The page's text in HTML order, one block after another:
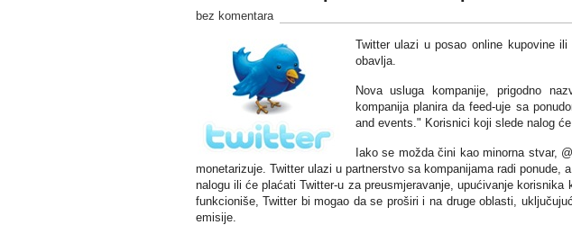
bez komentara
Twitter ulazi u posao online kupovine
obavlja.
Nova usluga kompanije, prigodno
kompanija planira da feed-uje sa
and events." Korisnici koji slede nalog
Iako se možda čini kao minorna stvar,
monetarizuje. Twitter ulazi u partnerstvo sa kompanijama radi ponude,
nalogu ili će plaćati Twitter-u za preusmjeravanje, upućivanje
funkcioniše, Twitter bi mogao da se proširi i na druge oblasti,
emisije.